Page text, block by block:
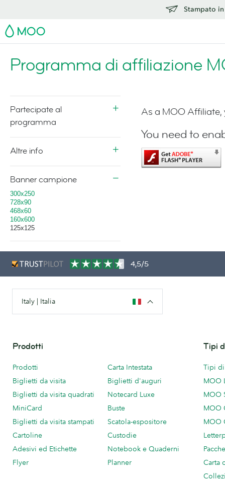
Stampato
MOO
Programma di affiliazione
Partecipate al
programma
Altre info
Banner campione
300x250
728x90
468x60
160x600
125x125
As a MOO Affiliate,
You need to
4,5/5
Italy | Italia
Prodotti
Prodotti
Biglietti da visita
Biglietti da visita quadrati
MiniCard
Biglietti da visita stampati
Cartoline
Adesivi ed Etichette
Flyer
Carta Intestata
Biglietti d'auguri
Notecard Luxe
Buste
Scatola-espositore
Custodie
Notebook e Quaderni
Planner
Tipi
Tipi
MOO
MOO
MOO
MOO
Carta